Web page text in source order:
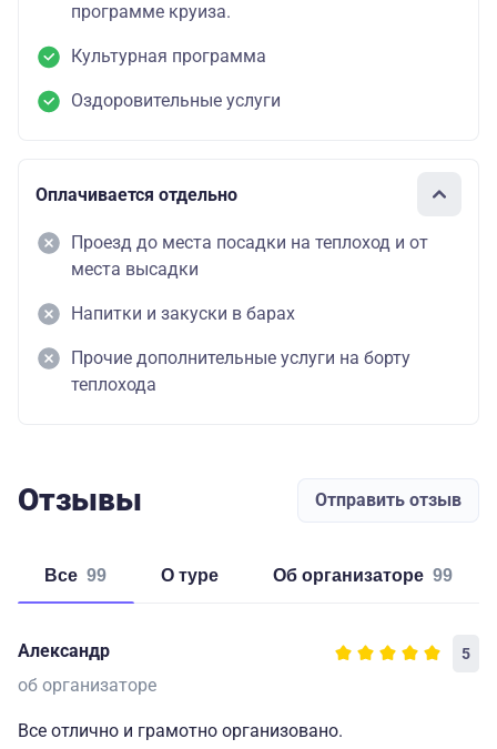
программе круиза.
Культурная программа
Оздоровительные услуги
Оплачивается отдельно
Проезд до места посадки на теплоход и от
места высадки
Напитки и закуски в барах
Прочие дополнительные услуги на борту
теплохода
Отзывы Отправить отзыв
Все 99 о туре об организаторе 99
Александр 5
об организаторе
Все отлично и грамотно организовано.